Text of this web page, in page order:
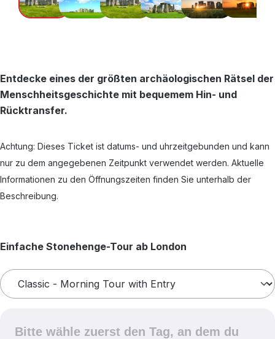
Entdecke eines der größten archäologischen Rätsel der
Menschheitsgeschichte mit bequemem Hin- und
Rücktransfer.
Achtung: Dieses Ticket ist datums- und uhrzeitgebunden und kann
nur zu dem angegebenen Zeitpunkt verwendet werden. Aktuelle
Informationen zu den Öffnungszeiten finden Sie unterhalb der
Beschreibung.
Einfache Stonehenge-Tour ab London
Bitte wähle zuerst den Tag, an dem du